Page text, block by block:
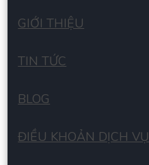
GIỚI THIỆU
TIN TỨC
BLOG
ĐIỀU KHOẢN DỊCH VỤ